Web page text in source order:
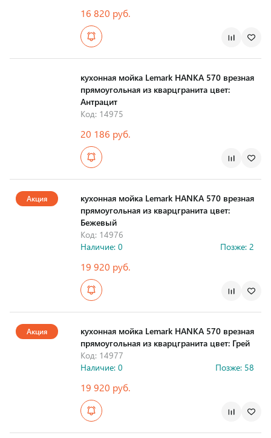
16 820 руб.
кухонная мойка Lemark HANKA 570 врезная
прямоугольная из кварцгранита цвет:
Антрацит
Код: 14975
20 186 руб.
кухонная мойка Lemark HANKA 570 врезная
прямоугольная из кварцгранита цвет:
Бежевый
Код: 14976
Наличие: 0
Позже: 2
19 920 руб.
Акция
кухонная мойка Lemark HANKA 570 врезная
прямоугольная из кварцгранита цвет: Грей
Код: 14977
Наличие: 0
Позже: 58
19 920 руб.
Акция